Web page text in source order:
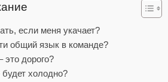
если меня укачает?
общий язык в команде?
это дорого?
холодно?